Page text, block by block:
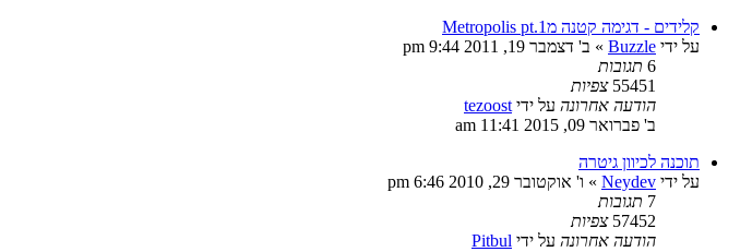
קלידים - דגימה קטנה מMetropolis pt.1
על ידי Buzzle
» ב' דצמבר 19, 2011 9:44 pm
6 תגובות
55451 צפיות
הודעה אחרונה על ידי tezoost
ב' פברואר 09, 2015 11:41 am
תוכנה לכיוון גיטרה
על ידי Neydev
» ו' אוקטובר 29, 2010 6:46 pm
7 תגובות
57452 צפיות
הודעה אחרונה על ידי Pitbul